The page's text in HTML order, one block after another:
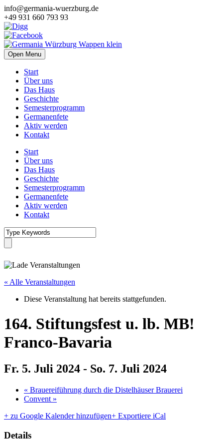
info@germania-wuerzburg.de
+49 931 660 793 93
Open Menu
Start
Über uns
Das Haus
Geschichte
Semesterprogramm
Germanenfete
Aktiv werden
Kontakt
Start
Über uns
Das Haus
Geschichte
Semesterprogramm
Germanenfete
Aktiv werden
Kontakt
« Alle Veranstaltungen
Diese Veranstaltung hat bereits stattgefunden.
164. Stiftungsfest u. lb. MB!
Franco-Bavaria
Fr. 5. Juli 2024 - So. 7. Juli 2024
« Brauereiführung durch die Distelhäuser Brauerei
Convent »
+ zu Google Kalender hinzufügen+ Exportiere iCal
Details